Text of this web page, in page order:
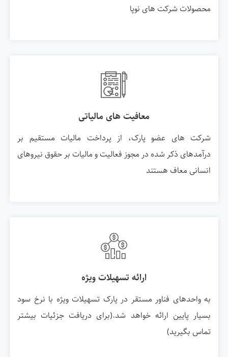
محصولات شرکت های نوپا
معافیت های مالیاتی
شرکت های عضو پارک، از پرداخت مالیات مستقیم بر
درآمدهای ذکر شده در مجوز فعالیت و مالیات بر حقوق نیروهای
انسانی معاف هستند
ارائه تسهیلات ویژه
به واحدهای فناور مستقر در پارک تسهیلات ویژه با نرخ سود
بسیار پایین ارائه خواهد شد.(برای دریافت جزئیات بیشتر
تماس بگیرید)